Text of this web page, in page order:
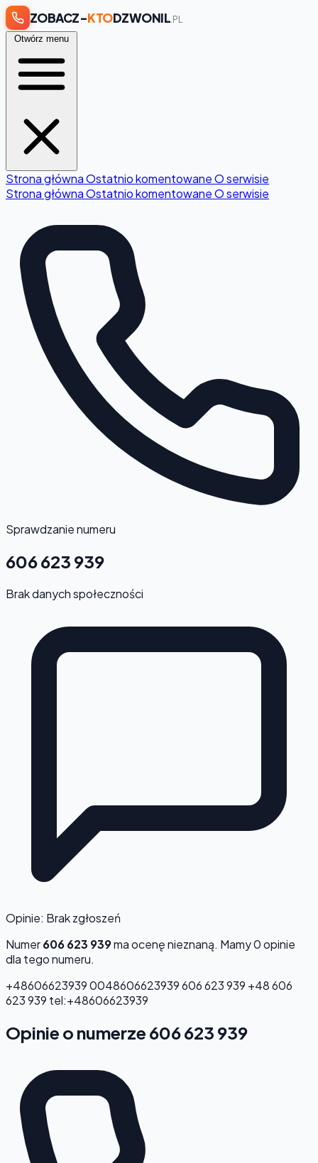
ZOBACZ-KTODZWONIL .PL
Otwórz menu
Strona głównaOstatnio komentowaneO serwisie
Strona głównaOstatnio komentowaneO serwisie
Sprawdzanie numeru
606 623 939
Brak danych społeczności
Opinie: Brak zgłoszeń
Numer606 623 939ma ocenęnieznaną. Mamy 0 opinie
dla tego numeru.
+486066239390048606623939606 623 939 +48 606
623 939 tel:+48606623939
Opinie o numerze 606 623 939